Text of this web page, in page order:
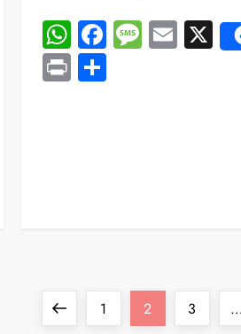
WhatsApp
FacebookX
Print
PreviousPage
1 Page
2 Page
3 …